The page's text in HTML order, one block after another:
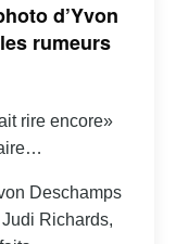
d’Yvon
rumeurs
rire encore»
Deschamps
Richards,